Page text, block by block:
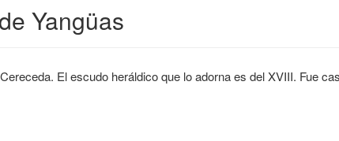
Yangüas
El escudo heráldico que lo adorna es del XVIII. Fue